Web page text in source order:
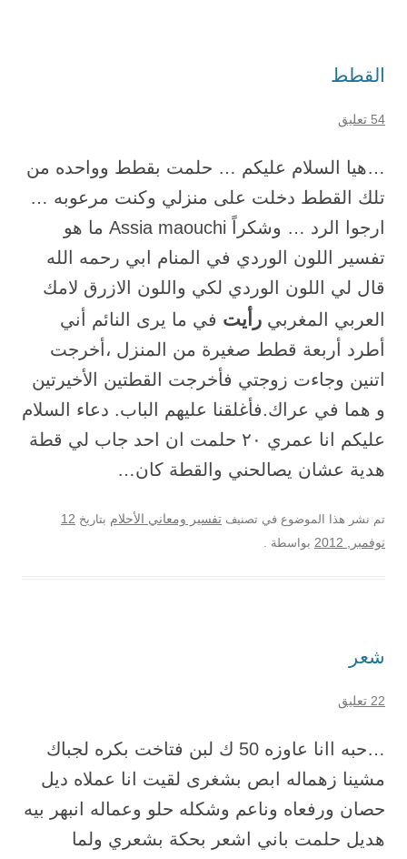
القطط
54 تعليق
…هيا السلام عليكم … حلمت بقطط وواحده من
تلك القطط دخلت على منزلي وكنت مرعوبه …
ارجوا الرد … وشكراً Assia maouchi ما هو
تفسير اللون الوردي في المنام ابي رحمه الله
قال لي اللون الوردي لكي واللون الازرق لامك
العربي المغربي رأيت في ما يرى النائم أني
أطرد أربعة قطط صغيرة من المنزل ،أخرجت
اتنين وجاءت زوجتي فأخرجت القطتين الأخيرتين
و هما في عراك.فأغلقنا عليهم الباب. دعاء السلام
عليكم انا عمري ٢٠ حلمت ان احد جاب لي قطة
هدية عشان يصالحني والقطة كان…
تم نشر هذا الموضوع في تصنيف تفسير ومعاني الأحلام بتاريخ 12
نوفمبر, 2012
بواسطة .
شعر
22 تعليق
…حبه اانا عاوزه 50 ك لبن فتاخت بكره لجباك
مشينا زهماله ابص بشغرى لقيت انا عملاه ديل
حصان ورفعاه وناعم وشكله حلو وعماله انبهر بيه
هديل حلمت باني اشعر بحكة بشعري ولما